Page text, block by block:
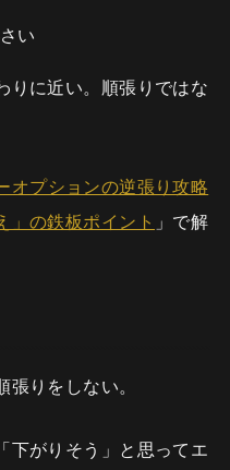
い
りに近い。順張りではな
オプションの逆張り攻略
」の鉄板ポイント 」で解
りをしない。
下がりそう」と思ってエ